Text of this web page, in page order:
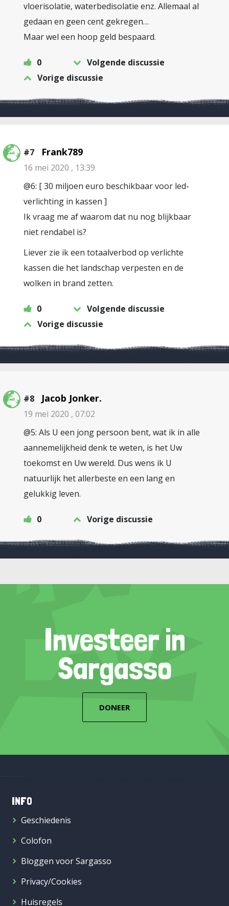
vloerisolatie, waterbedisolatie enz. Allemaal al
gedaan en geen cent gekregen…
Maar wel een hoop geld bespaard.
0
Volgende discussie
Vorige discussie
#7 Frank789
16 mei 2020 , 13:39
@6: [ 30 miljoen euro beschikbaar voor led-
verlichting in kassen ]
Ik vraag me af waarom dat nu nog blijkbaar
niet rendabel is?
Liever zie ik een totaalverbod op verlichte
kassen die het landschap verpesten en de
wolken in brand zetten.
0
Volgende discussie
Vorige discussie
#8 Jacob Jonker.
19 mei 2020 , 07:02
@5: Als U een jong persoon bent, wat ik in alle
aannemelijkheid denk te weten, is het Uw
toekomst en Uw wereld. Dus wens ik U
natuurlijk het allerbeste en een lang en
gelukkig leven.
0 Vorige discussie
Investeer in
Sargasso
DONEER
INFO
Geschiedenis
Colofon
Bloggen voor Sargasso
Privacy/Cookies
Huisregels